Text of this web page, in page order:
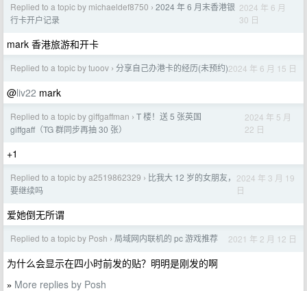
Replied to a topic by michaeldef8750 › 2024 年 6 月末香港银
行卡开户记录
2024 年 6 月
30 日
mark 香港旅游和开卡
Replied to a topic by tuoov › 分享自己办港卡的经历(未预约)2024 年 6 月 15 日
@liv22 mark
Replied to a topic by giffgaffman › T 楼！送 5 张英国
giffgaff（TG 群同步再抽 30 张）
2024 年 5 月
22 日
+1
Replied to a topic by a2519862329 › 比我大 12 岁的女朋友，
要继续吗
2024 年 3 月 19
日
爱她倒无所谓
Replied to a topic by Posh › 局域网内联机的 pc 游戏推荐 2021 年 2 月 12 日
为什么会显示在四小时前发的贴？明明是刚发的啊
» More replies by Posh